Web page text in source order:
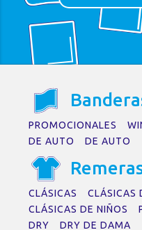
No se
Trate de
Bandera
PROMOCIONALES
DE AUTO
DE AUTO
Remera
CLÁSICAS
CLÁSICAS
CLÁSICAS DE NIÑOS
DRY
DRY DE DAMA